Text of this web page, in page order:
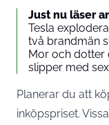
Just nu läser
Tesla
två brandmän
Mor och dotter
slipper med
Planerar du att
inköpspriset.